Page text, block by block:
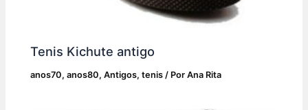
Tenis Kichute antigo
anos70,anos80,Antigos,tenis / PorAna Rita